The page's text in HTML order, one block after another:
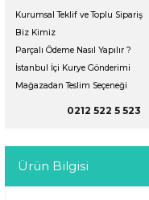
Kurumsal Teklif ve Toplu Sipariş
Biz Kimiz
Parçalı Ödeme Nasıl Yapılır ?
İstanbul İçi Kurye Gönderimi
Mağazadan Teslim Seçeneği
0212 522 5 523
Ürün Bilgisi